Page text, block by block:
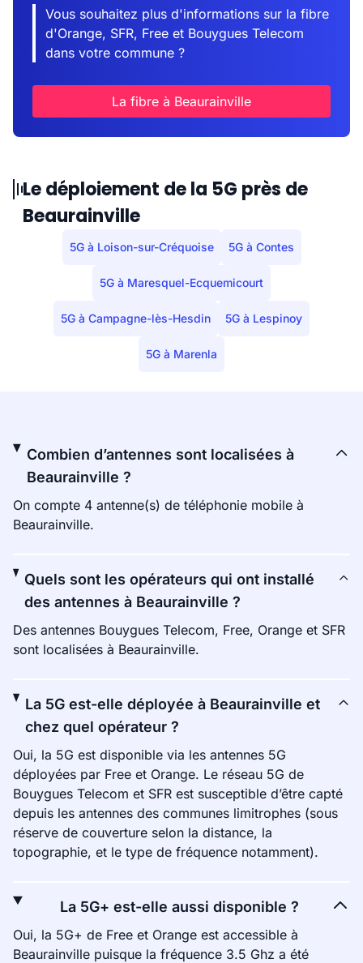
Vous souhaitez plus d'informations sur la fibre
d'Orange, SFR, Free et Bouygues Telecom
dans votre commune ?
La fibre à Beaurainville
Le déploiement de la 5G près de
Beaurainville
5G à Loison-sur-Créquoise 5G à Contes
5G à Maresquel-Ecquemicourt
5G à Campagne-lès-Hesdin 5G à Lespinoy
5G à Marenla
Combien d’antennes sont localisées à
Beaurainville ?
On compte 4 antenne(s) de téléphonie mobile à
Beaurainville.
Quels sont les opérateurs qui ont installé
des antennes à Beaurainville ?
Des antennes Bouygues Telecom, Free, Orange et SFR
sont localisées à Beaurainville.
La 5G est-elle déployée à Beaurainville et
chez quel opérateur ?
Oui, la 5G est disponible via les antennes 5G
déployées par Free et Orange. Le réseau 5G de
Bouygues Telecom et SFR est susceptible d’être capté
depuis les antennes des communes limitrophes (sous
réserve de couverture selon la distance, la
topographie, et le type de fréquence notamment).
La 5G+ est-elle aussi disponible ?
Oui, la 5G+ de Free et Orange est accessible à
Beaurainville puisque la fréquence 3.5 Ghz a été